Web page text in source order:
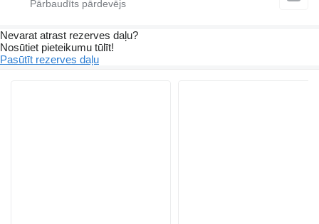
Nevarat atrast rezerves daļu?
Nosūtiet pieteikumu tūlīt!
Pasūtīt rezerves daļu